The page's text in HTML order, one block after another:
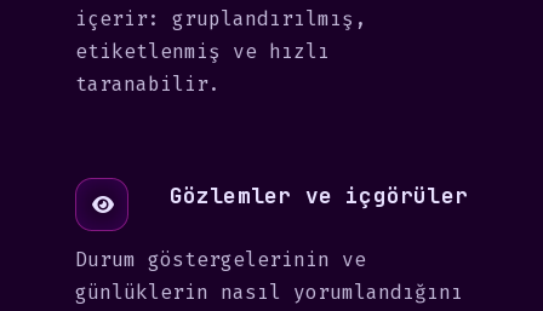
içerir: gruplandırılmış,
etiketlenmiş ve hızlı
taranabilir.
Gözlemler ve içgörüler
Durum göstergelerinin ve
günlüklerin nasıl yorumlandığını